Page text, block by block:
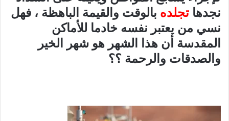
نجدها تجلده بالوقت والقيمة الباهظة ، فهل
نسي من يعتبر نفسه خادما للأماكن
المقدسة أن هذا الشهر هو شهر الخير
والصدقات والرحمة ؟؟